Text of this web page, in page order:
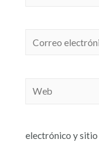
electrónico y sitio